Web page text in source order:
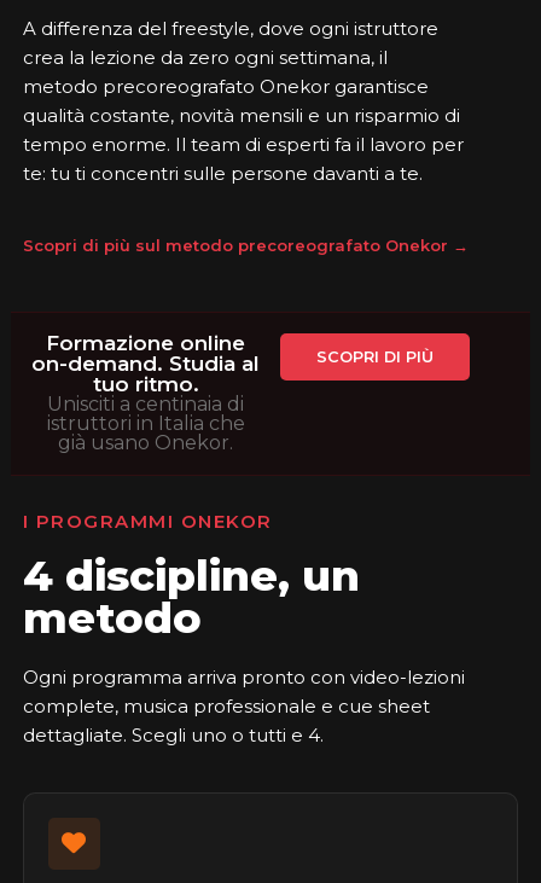
A differenza del freestyle, dove ogni istruttore
crea la lezione da zero ogni settimana, il
metodo precoreografato Onekor garantisce
qualità costante, novità mensili e un risparmio di
tempo enorme. Il team di esperti fa il lavoro per
te: tu ti concentri sulle persone davanti a te.
Scopri di più sul metodo precoreografato Onekor →
Formazione online
on-demand. Studia al
tuo ritmo.
Unisciti a centinaia di
istruttori in Italia che
già usano Onekor.
SCOPRI DI PIÙ
I PROGRAMMI ONEKOR
4 discipline, un
metodo
Ogni programma arriva pronto con video-lezioni
complete, musica professionale e cue sheet
dettagliate. Scegli uno o tutti e 4.